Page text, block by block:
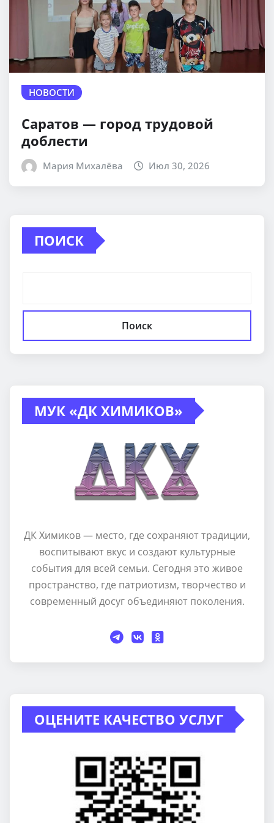
НОВОСТИ
Саратов — город трудовой
доблести
Мария Михалёва Июл 30, 2026
ПОИСК
Поиск
МУК «ДК ХИМИКОВ»
ДК Химиков — место, где сохраняют традиции,
воспитывают вкус и создают культурные
события для всей семьи. Сегодня это живое
пространство, где патриотизм, творчество и
современный досуг объединяют поколения.
ОЦЕНИТЕ КАЧЕСТВО УСЛУГ